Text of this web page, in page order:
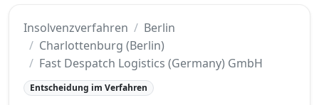
Insolvenzverfahren
Berlin
Charlottenburg (Berlin)
Fast Despatch Logistics (Germany) GmbH
Entscheidung im Verfahren